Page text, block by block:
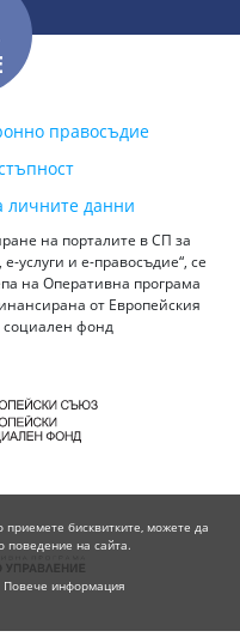
правосъдие
личните данни
на порталите в СП за
услуги и е-правосъдие“, се
на Оперативна програма
от Европейския
социален фонд
приемете бисквитките, можете да
поведение на сайта.
Повече информация